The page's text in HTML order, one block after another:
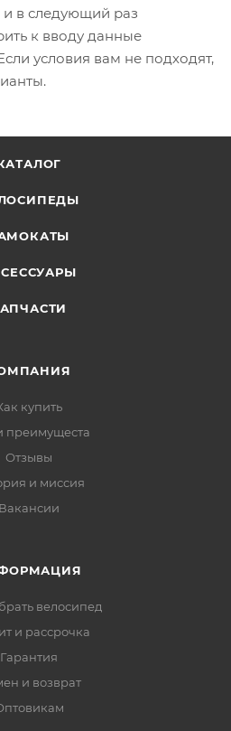
в следующий раз
к вводу данные
условия вам не подходят,
купить
преимущеста
Отзывы
и миссия
Вакансии
велосипед
и рассрочка
Гарантия
и возврат